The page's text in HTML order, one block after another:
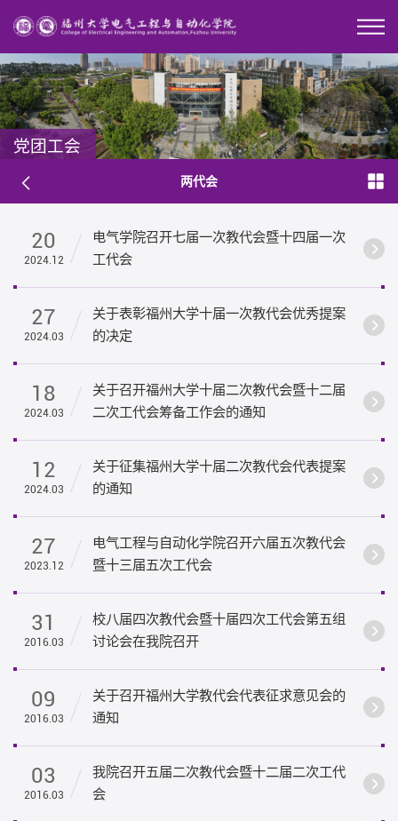
党团工会
两代会
20
2024.12
电气学院召开七届一次教代会暨十四届一次
工代会
27
2024.03
关于表彰福州大学十届一次教代会优秀提案
的决定
18
2024.03
关于召开福州大学十届二次教代会暨十二届
二次工代会筹备工作会的通知
12
2024.03
关于征集福州大学十届二次教代会代表提案
的通知
27
2023.12
电气工程与自动化学院召开六届五次教代会
暨十三届五次工代会
31
2016.03
校八届四次教代会暨十届四次工代会第五组
讨论会在我院召开
09
2016.03
关于召开福州大学教代会代表征求意见会的
通知
03
2016.03
我院召开五届二次教代会暨十二届二次工代
会